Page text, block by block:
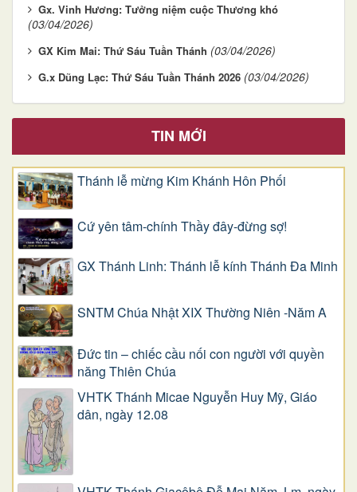
Gx. Vinh Hương: Tưởng niệm cuộc Thương khó
(03/04/2026)
GX Kim Mai: Thứ Sáu Tuần Thánh (03/04/2026)
G.x Dũng Lạc: Thứ Sáu Tuần Thánh 2026 (03/04/2026)
TIN MỚI
Thánh lễ mừng Kim Khánh Hôn Phối
Cứ yên tâm-chính Thầy đây-đừng sợ!
GX Thánh Linh: Thánh lễ kính Thánh Đa Minh
SNTM Chúa Nhật XIX Thường Niên -Năm A
Đức tin – chiếc cầu nối con người với quyền
năng Thiên Chúa
VHTK Thánh Micae Nguyễn Huy Mỹ, Giáo
dân, ngày 12.08